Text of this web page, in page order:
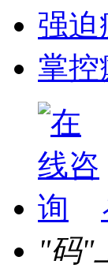
强迫
掌控
"码"